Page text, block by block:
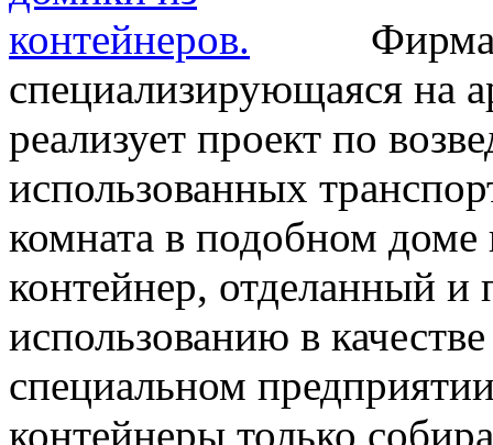
специализирующаяся на
реализует проект по
использованных
комната в подобном доме
контейнер, отделанный
использованию в
специальном
контейнеры только